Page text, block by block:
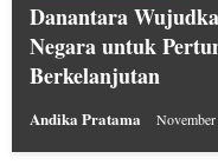
Danantara
Negara untuk
Berkelanjutan
Andika Pratama